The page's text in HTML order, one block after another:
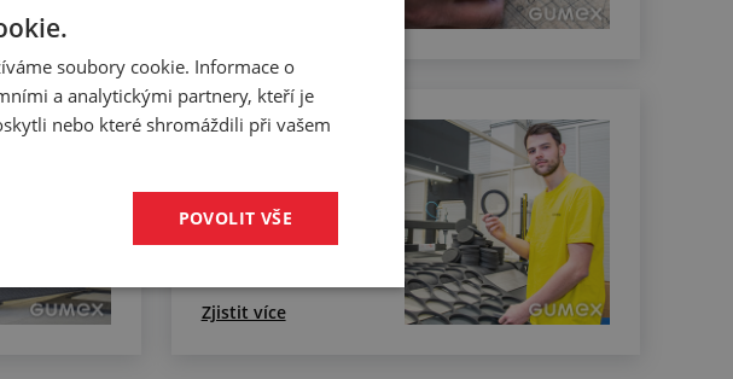
Sekání materiálu
sériích
Zjistit více
soubory cookie. Informace o
a analytickými partnery, kteří je
nebo které shromáždili při vašem
POVOLIT VŠE